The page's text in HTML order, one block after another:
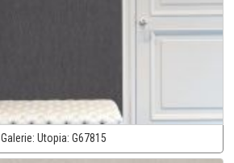
Galerie: Utopia: G67815